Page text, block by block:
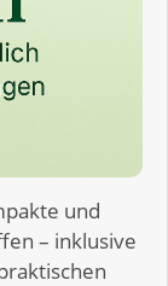
und
– inklusive